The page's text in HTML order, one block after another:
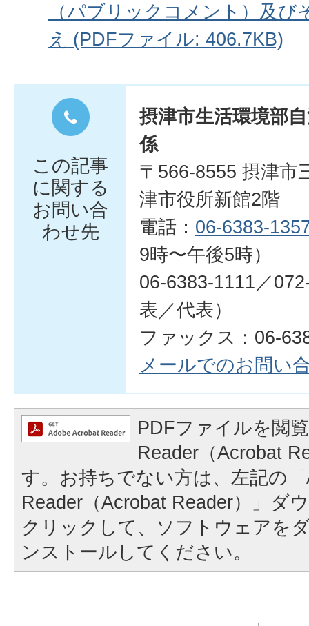
（パブリックコメント）及
え (PDFファイル: 406.7KB)
この記事
に関する
お問い合
わせ先
摂津市生活環境部
係
〒566-8555 摂津市
津市役所新館2階
電話： 06-6383-
9時〜午後5時）
06-6383-1111／
表／代表）
ファックス：06-
メールでのお問い
PDFファイルを閲
Reader（Acrobat
す。お持ちでない方は、左記の
Reader（Acrobat Reader）」ダ
クリックして、ソフトウェアを
ンストールしてください。